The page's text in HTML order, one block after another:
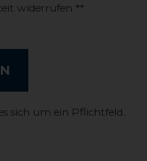
widerrufen.**
sich um ein Pflichtfeld.